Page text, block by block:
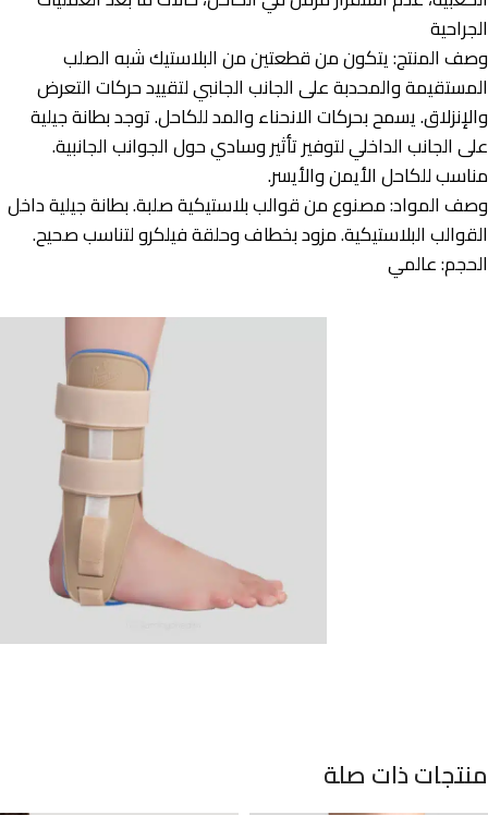
الجراحية
وصف المنتج: يتكون من قطعتين من البلاستيك شبه الصلب
المستقيمة والمحدبة على الجانب الجانبي لتقييد حركات التعرض
والإنزلاق. يسمح بحركات الانحناء والمد للكاحل. توجد بطانة جيلية
على الجانب الداخلي لتوفير تأثير وسادي حول الجوانب الجانبية.
مناسب للكاحل الأيمن والأيسر.
وصف المواد: مصنوع من قوالب بلاستيكية صلبة. بطانة جيلية داخل
القوالب البلاستيكية. مزود بخطاف وحلقة فيلكرو لتناسب صحيح.
الحجم: عالمي
منتجات ذات صلة